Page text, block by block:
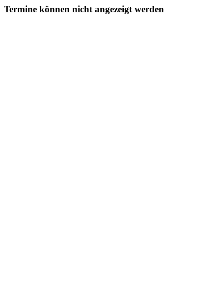
Termine können nicht angezeigt werden